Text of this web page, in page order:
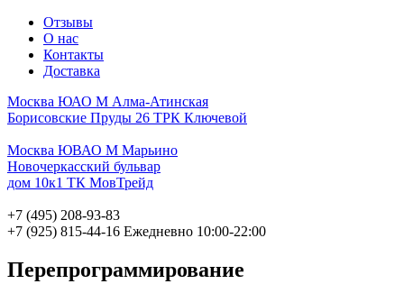
Отзывы
О нас
Контакты
Доставка
Москва ЮАО М Алма-Атинская
Борисовские Пруды 26 ТРК Ключевой
Москва ЮВАО М Марьино
Новочеркасский бульвар
дом 10к1 ТК МовТрейд
+7 (495) 208-93-83
+7 (925) 815-44-16 Ежедневно 10:00-22:00
Перепрограммирование